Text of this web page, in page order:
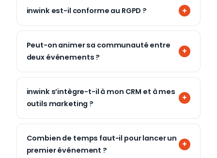
inwink est-il conforme au RGPD ?
Peut-on animer sa communauté entre
deux événements ?
inwink s’intègre-t-il à mon CRM et à mes
outils marketing ?
Combien de temps faut-il pour lancer un
premier événement ?